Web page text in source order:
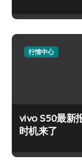
行情中心
vivo S50最新
时机来了